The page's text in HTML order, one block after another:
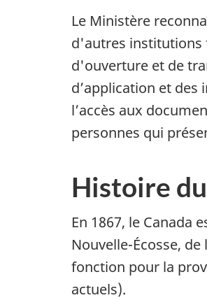
Le Ministère
d'autres institutions
d'ouverture et de
d’application et
l’accès aux
personnes qui
Histoire
En 1867, le Canada
Nouvelle-Écosse,
fonction pour la
actuels).